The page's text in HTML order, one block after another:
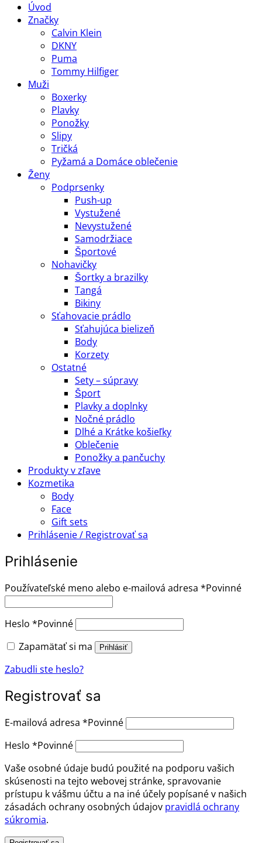
Úvod
Značky
Calvin Klein
DKNY
Puma
Tommy Hilfiger
Muži
Boxerky
Plavky
Ponožky
Slipy
Tričká
Pyžamá a Domáce oblečenie
Ženy
Podprsenky
Push-up
Vystužené
Nevystužené
Samodržiace
Športové
Nohavičky
Šortky a brazilky
Tangá
Bikiny
Sťahovacie prádlo
Sťahujúca bielizeň
Body
Korzety
Ostatné
Sety – súpravy
Šport
Plavky a doplnky
Nočné prádlo
Dlhé a Krátke košieľky
Oblečenie
Ponožky a pančuchy
Produkty v zľave
Kozmetika
Body
Face
Gift sets
Prihlásenie / Registrovať sa
Prihlásenie
Používateľské meno alebo e-mailová adresa *Povinné
Heslo *Povinné
Zapamätať si ma
Prihlásiť
Zabudli ste heslo?
Registrovať sa
E-mailová adresa *Povinné
Heslo *Povinné
Vaše osobné údaje budú použité na podporu vašich
skúsenosti na tejto webovej stránke, spravovanie
prístupu k vášmu účtu a na iné účely popísané v našich
zásadách ochrany osobných údajov pravidlá ochrany
súkromia.